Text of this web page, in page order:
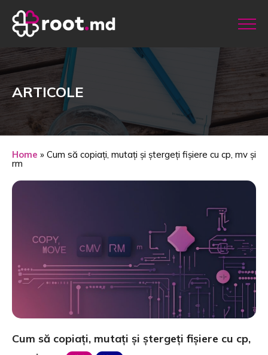
ARTICOLE
Home » Cum să copiați, mutați și ștergeți fișiere cu cp, mv și
rm
Cum să copiați, mutați și ștergeți fișiere cu cp,